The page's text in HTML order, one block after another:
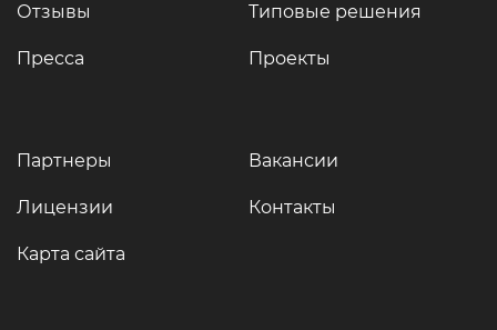
Отзывы
Пресса
Типовые решения
Проекты
Партнеры
Лицензии
Карта сайта
Вакансии
Контакты